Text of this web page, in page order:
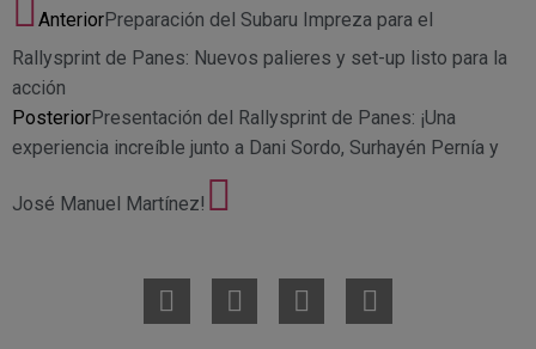
AnteriorPreparación del Subaru Impreza para el
Rallysprint de Panes: Nuevos palieres y set-up listo para la
acción
PosteriorPresentación del Rallysprint de Panes: ¡Una
experiencia increíble junto a Dani Sordo, Surhayén Pernía y
José Manuel Martínez!